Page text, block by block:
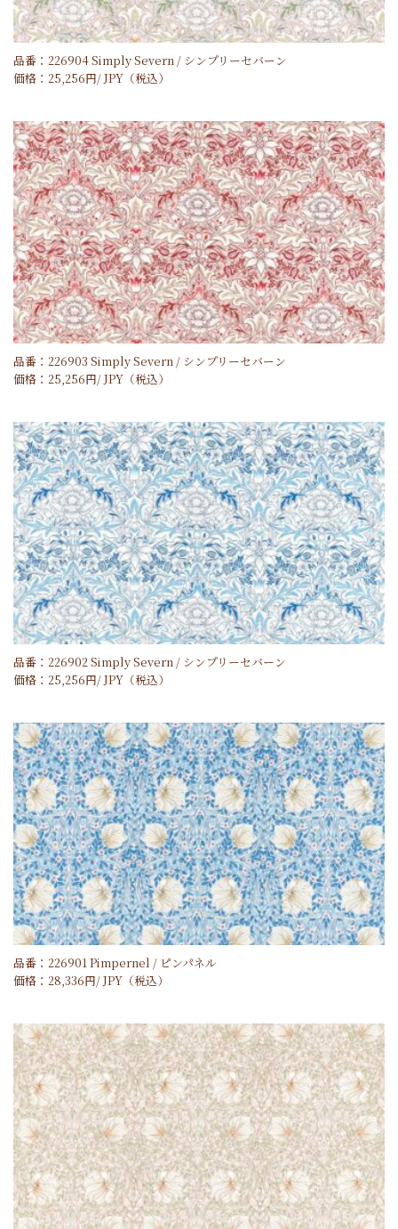
品番：226904 Simply Severn / シンプリーセバーン
価格： 25,256円/JPY （税込）
品番：226903 Simply Severn / シンプリーセバーン
価格： 25,256円/JPY （税込）
品番：226902 Simply Severn / シンプリーセバーン
価格： 25,256円/JPY （税込）
品番：226901 Pimpernel / ピンパネル
価格： 28,336円/JPY （税込）